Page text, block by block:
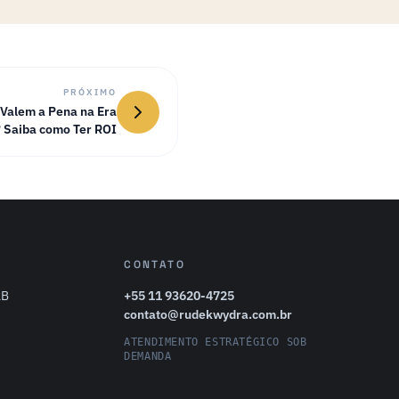
PRÓXIMO
a Pena na Era
como Ter ROI
CONTATO
+55 11 93620-4725
contato@rudekwydra.com.br
ATENDIMENTO ESTRATÉGICO SOB
DEMANDA